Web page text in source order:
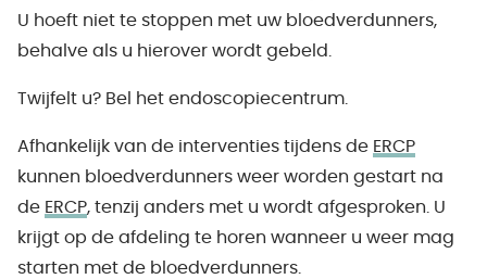
U hoeft niet te stoppen met uw bloedverdunners,
behalve als u hierover wordt gebeld.
Twijfelt u? Bel het endoscopiecentrum.
Afhankelijk van de interventies tijdens de ERCP
kunnen bloedverdunners weer worden gestart na
de ERCP, tenzij anders met u wordt afgesproken. U
krijgt op de afdeling te horen wanneer u weer mag
starten met de bloedverdunners.